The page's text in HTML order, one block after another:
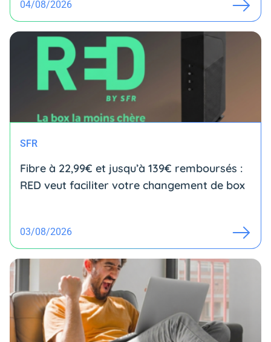
04/08/2026
SFR
Fibre à 22,99€ et jusqu’à 139€ remboursés :
RED veut faciliter votre changement de box
03/08/2026